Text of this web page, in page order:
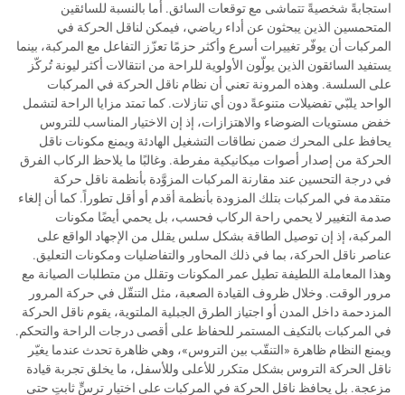
استجابةً شخصيةً تتماشى مع توقعات السائق. أما بالنسبة للسائقين
المتحمسين الذين يبحثون عن أداء رياضي، فيمكن لناقل الحركة في
المركبات أن يوفّر تغييرات أسرع وأكثر حزمًا تعزّز التفاعل مع المركبة، بينما
يستفيد السائقون الذين يولّون الأولوية للراحة من انتقالات أكثر ليونة تُركّز
على السلسة. وهذه المرونة تعني أن نظام ناقل الحركة في المركبات
الواحد يلبّي تفضيلات متنوعةً دون أي تنازلات. كما تمتد مزايا الراحة لتشمل
خفض مستويات الضوضاء والاهتزازات، إذ إن الاختيار المناسب للتروس
يحافظ على المحرك ضمن نطاقات التشغيل الهادئة ويمنع مكونات ناقل
الحركة من إصدار أصوات ميكانيكية مفرطة. وغالبًا ما يلاحظ الركاب الفرق
في درجة التحسين عند مقارنة المركبات المزوَّدة بأنظمة ناقل حركة
متقدمة في المركبات بتلك المزودة بأنظمة أقدم أو أقل تطوراً. كما أن إلغاء
صدمة التغيير لا يحمي راحة الركاب فحسب، بل يحمي أيضًا مكونات
المركبة، إذ إن توصيل الطاقة بشكل سلس يقلل من الإجهاد الواقع على
عناصر ناقل الحركة، بما في ذلك المحاور والتفاضليات ومكونات التعليق.
وهذا المعاملة اللطيفة تطيل عمر المكونات وتقلل من متطلبات الصيانة مع
مرور الوقت. وخلال ظروف القيادة الصعبة، مثل التنقّل في حركة المرور
المزدحمة داخل المدن أو اجتياز الطرق الجبلية الملتوية، يقوم ناقل الحركة
في المركبات بالتكيف المستمر للحفاظ على أقصى درجات الراحة والتحكم.
ويمنع النظام ظاهرة «التنقّب بين التروس»، وهي ظاهرة تحدث عندما يغيّر
ناقل الحركة التروس بشكل متكرر للأعلى وللأسفل، ما يخلق تجربة قيادة
مزعجة. بل يحافظ ناقل الحركة في المركبات على اختيار ترسٍّ ثابتٍ حتى